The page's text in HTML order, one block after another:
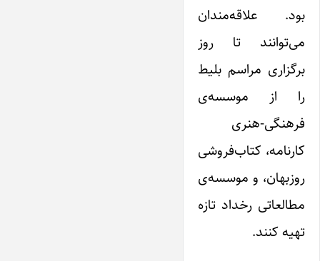
بود. علاقه‌مندان
می‌توانند تا روز
برگزاری مراسم بلیط
را از موسسه‌ی
فرهنگی-هنری
کارنامه، کتاب‌‌فروشی
روزبهان، و موسسه‌ی
مطالعاتی رخداد تازه
تهیه کنند.